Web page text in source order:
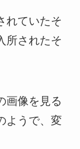
れていたそ
所されたそ
画像を見る
ようで、変